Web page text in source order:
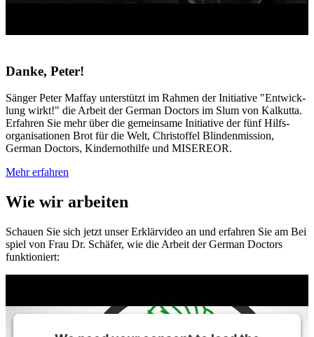
Danke, Peter!
Sänger Peter Maffay unter­stützt im Rahmen der Initiative "Ent­wick­
lung wirkt!" die Arbeit der German Doctors im Slum von Kalkutta.
Er­fahren Sie mehr über die gemeinsame Initiative der fünf Hilfs­
organi­sationen Brot für die Welt, Christoffel Blinden­­mission,
German Doctors, Kinder­­not­hilfe und MISEREOR.
Mehr erfahren
Wie wir arbeiten
Schauen Sie sich jetzt unser Erklärvideo an und erfahren Sie am Bei
spiel von Frau Dr. Schäfer, wie die Arbeit der German Doctors
funktioniert: